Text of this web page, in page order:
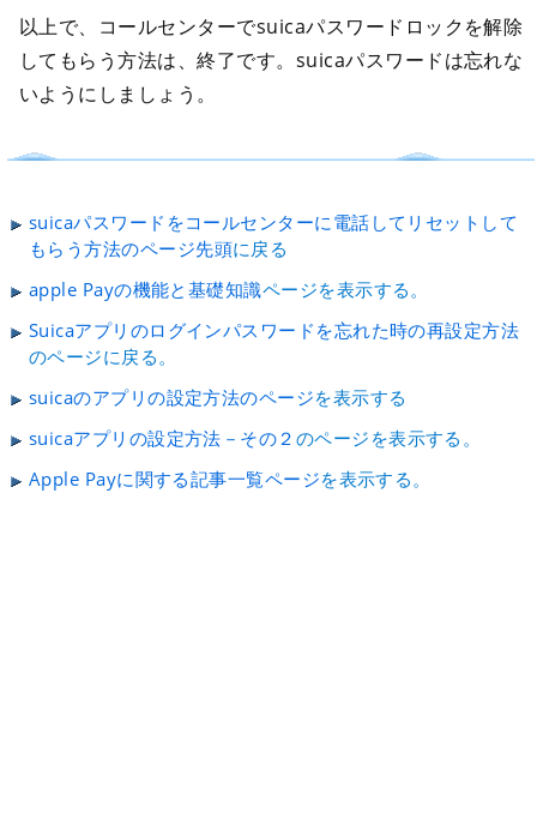
以上で、コールセンターでsuicaパスワードロックを解除
してもらう方法は、終了です。suicaパスワードは忘れな
いようにしましょう。
suicaパスワードをコールセンターに電話してリセットして
もらう方法のページ先頭に戻る
apple Payの機能と基礎知識ページを表示する。
Suicaアプリのログインパスワードを忘れた時の再設定方法
のページに戻る。
suicaのアプリの設定方法のページを表示する
suicaアプリの設定方法－その２ のページを表示する。
Apple Payに関する記事一覧ページを表示する。